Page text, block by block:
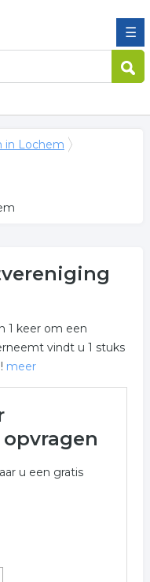
☰
in Lochem
1 keer om een
vindt u 1 stuks
meer
in de omgeving
aanvraag.
mogelijk in voor
zijn gekoppeld aan
u een gratis